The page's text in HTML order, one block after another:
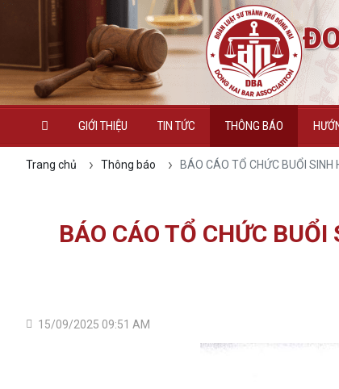
GIỚI THIỆU TIN TỨC THÔNG BÁO
Trang chủ Thông báo BÁO CÁO TỔ CHỨC BUỔI SINH
BÁO CÁO TỔ CHỨC
15/09/2025 09:51 AM